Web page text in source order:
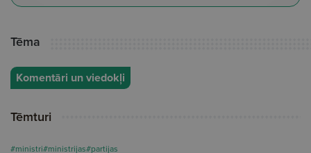
Tēma
Komentāri un viedokļi
Tēmturi
#ministri#ministrijas#partijas